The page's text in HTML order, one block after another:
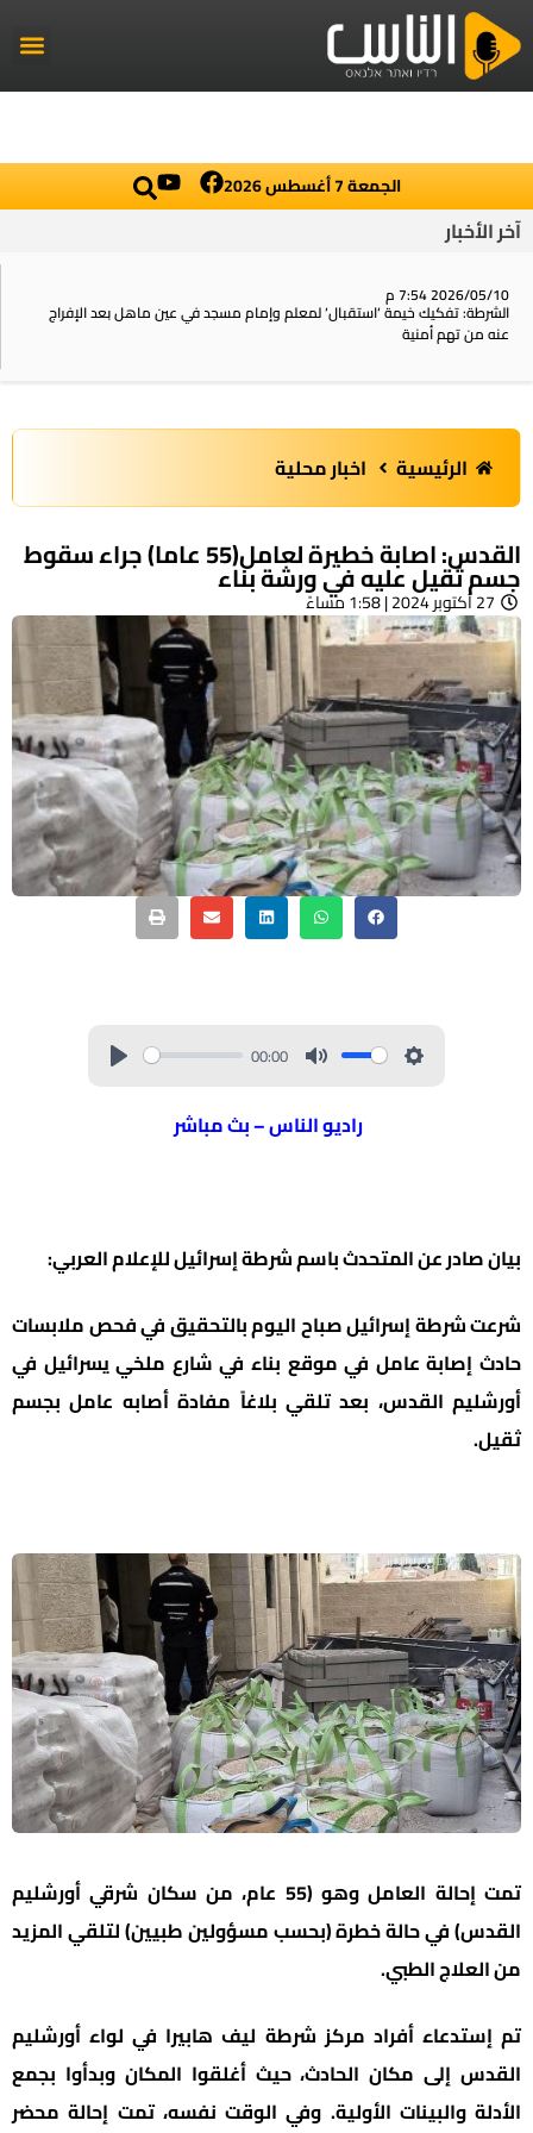
الجمعة 7 أغسطس 2026
آخر الأخبار
2026/05/10 7:54 م
الشرطة: تفكيك خيمة ‘استقبال‘ لمعلم وإمام مسجد في عين ماهل بعد الإفراج
عنه من تهم أمنية
الرئيسية اخبار محلية
القدس: اصابة خطيرة لعامل(55 عاما) جراء سقوط
جسم ثقيل عليه في ورشة بناء
27 أكتوبر 2024 | 1:58 مساءً
00:00
راديو الناس – بث مباشر
بيان صادر عن المتحدث باسم شرطة إسرائيل للإعلام العربي:
شرعت شرطة إسرائيل صباح اليوم بالتحقيق في فحص ملابسات
حادث إصابة عامل في موقع بناء في شارع ملخي يسرائيل في
أورشليم القدس، بعد تلقي بلاغاً مفادة أصابه عامل بجسم
ثقيل.
تمت إحالة العامل وهو (55 عام، من سكان شرقي أورشليم
القدس) في حالة خطرة (بحسب مسؤولين طبيين) لتلقي المزيد
من العلاج الطبي.
تم إستدعاء أفراد مركز شرطة ليف هابيرا في لواء أورشليم
القدس إلى مكان الحادث، حيث أغلقوا المكان وبدأوا بجمع
الأدلة والبينات الأولية. وفي الوقت نفسه، تمت إحالة محضر